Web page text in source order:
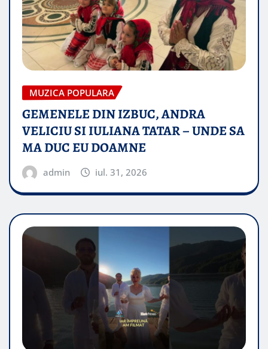
MUZICA POPULARA
GEMENELE DIN IZBUC, ANDRA
VELICIU SI IULIANA TATAR – UNDE SA
MA DUC EU DOAMNE
admin iul. 31, 2026